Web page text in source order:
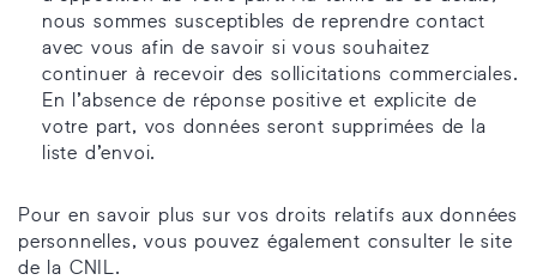
nous sommes susceptibles de reprendre contact
avec vous afin de savoir si vous souhaitez
continuer à recevoir des sollicitations commerciales.
En l’absence de réponse positive et explicite de
votre part, vos données seront supprimées de la
liste d’envoi.
Pour en savoir plus sur vos droits relatifs aux données
personnelles, vous pouvez également consulter le site
de la CNIL.